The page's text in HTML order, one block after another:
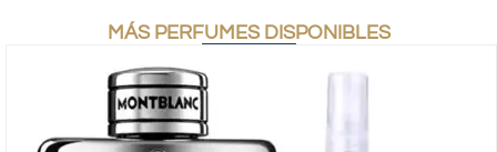
MÁS PERFUMES DISPONIBLES